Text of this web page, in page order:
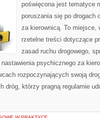
poświęcona jest tematyce
poruszania się po drogach
za kierownicą. To
rzetelne treści dotyczące
zasad ruchu drogowego,
psychicznego za
rozpoczynających swoją
dróg, którzy pragną regularnie